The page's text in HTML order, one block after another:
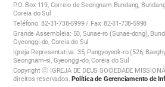
오
톡
공
유
하
기
P.O. Box 119, Correio de Seongnam Bundang,
Coreia do Sul
Teléfono: 82-31-738-5999 / Fax: 82-31-738-5998
Grande Assembleia: 50, Sunae-ro (Sunae-dong),
Gyeonggi-do, Coreia do Sul
Igreja Representativa: 35, Pangyoyeok-ro (526,
Seongnam-si, Gyeonggi-do, Coreia do Sul
Copyright ⓒ IGREJA DE DEUS SOCIEDADE
direitos reservados.Política de Gerenciamento de